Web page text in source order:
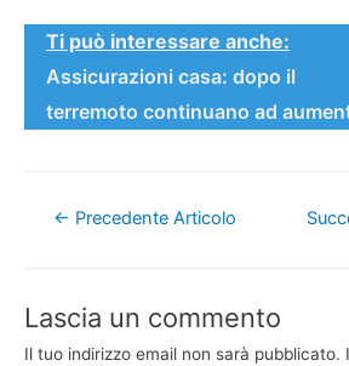
Ti può interessare anche:
Assicurazioni casa: dopo il
terremoto continuano ad
Navigazione
← Precedente Articolo
Lascia un commento
Il tuo indirizzo email non sarà pubblicato.